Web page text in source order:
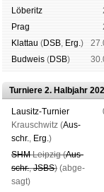
Lö­be­ritz
Prag
Klat­tau (DSB, Erg.)
Bud­weis (DSB)
Turniere 2. Halbjahr
Lau­sitz-Tur­nier
Krausch­witz (Aus­
schr., Erg.)
SHMLeip­zig (Aus­
schr.,JSBS) (ab­ge­
sagt)